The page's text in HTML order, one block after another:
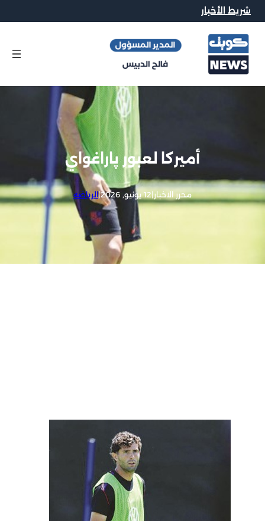
شريط الأخبار
أميركا لعبور پاراغواي
محرر الاخبار|12 يونيو, 2026 |الرياضه